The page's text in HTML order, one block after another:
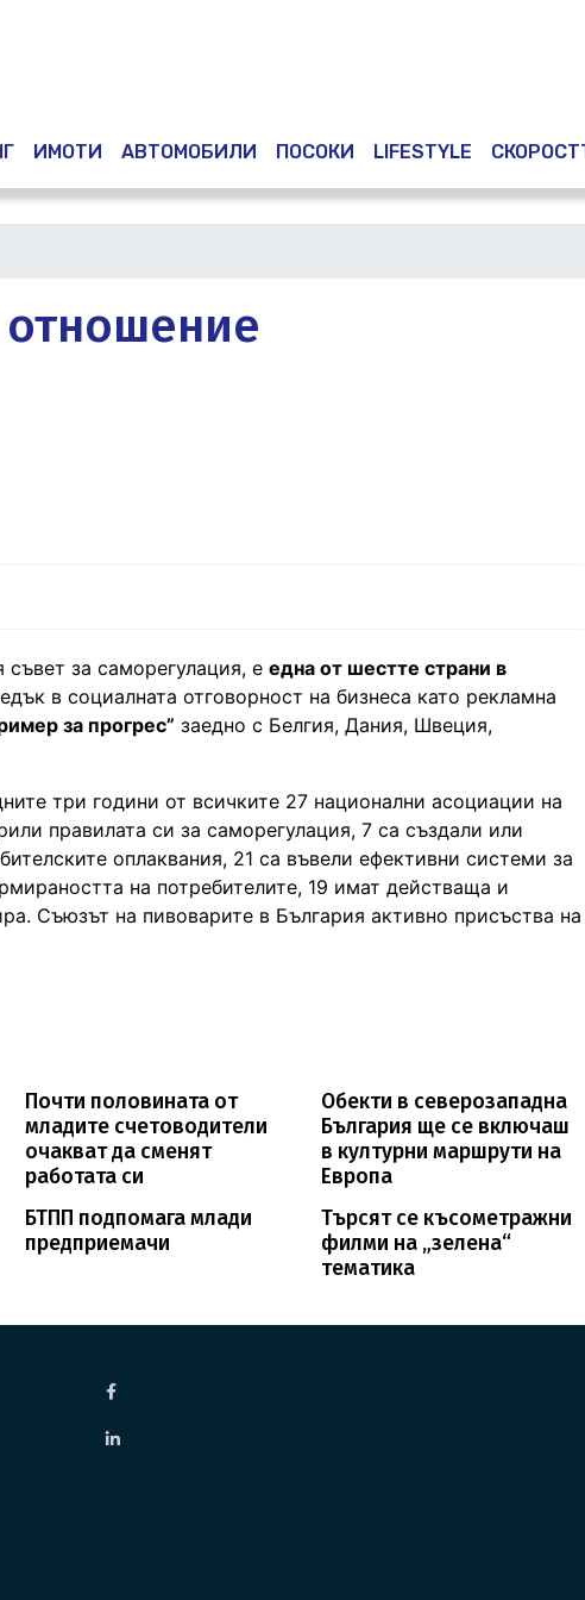
ИМОТИ АВТОМОБИЛИ ПОСОКИ LIFESTYLE
за саморегулация, е една от шестте страни в
в социалната отговорност на бизнеса като рекламна
за прогрес” заедно с Белгия, Дания, Швеция,
три години от всичките 27 национални асоциации на
правилата си за саморегулация, 7 са създали или
оплаквания, 21 са въвели ефективни системи за
на потребителите, 19 имат действаща и
Съюзът на пивоварите в България активно присъства на
Почти половината от
младите счетоводители
очакват да сменят
работата си
Обекти в северозападна
България ще се включаш
в културни маршрути на
Европа
БТПП подпомага млади
предприемачи
Търсят се късометражни
филми на „зелена“
тематика